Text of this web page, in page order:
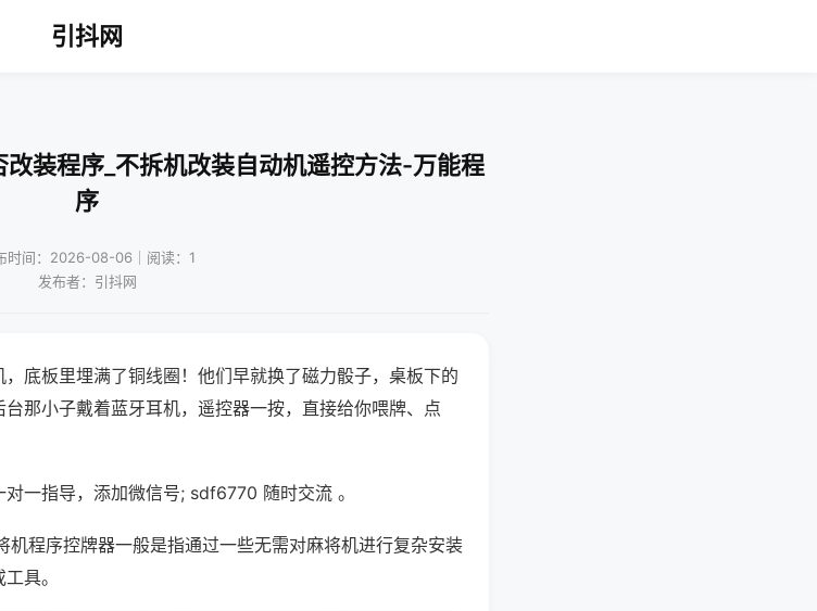
引抖网
装程序_不拆机改装自动机遥控方法-万能程
序
时间：2026-08-06｜阅读：1
发布者：引抖网
底板里埋满了铜线圈！他们早就换了磁力骰子，桌板下的
那小子戴着蓝牙耳机，遥控器一按，直接给你喂牌、点
一指导，添加微信号; sdf6770 随时交流 。
机程序控牌器一般是指通过一些无需对麻将机进行复杂安装
具。